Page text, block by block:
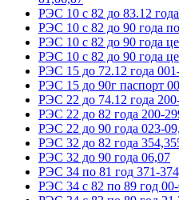
РЭС 10 с 82 до 83.12
РЭС 10 с 82 до 90 года
РЭС 10 с 82 до 90 года
РЭС 10 с 82 до 90 года
РЭС 15 до 72.12 года
РЭС 15 до 90г паспорт
РЭС 22 до 74.12 года
РЭС 22 до 82 года 200-
РЭС 22 до 90 года 023-
РЭС 32 до 82 года
РЭС 32 до 90 года 06,07
РЭС 34 по 81 год 371-
РЭС 34 с 82 по 89 год